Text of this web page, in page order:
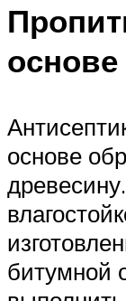
основе
основе
битумной